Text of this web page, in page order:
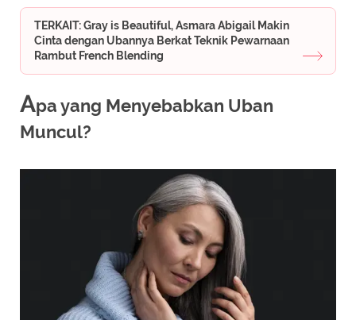
TERKAIT: Gray is Beautiful, Asmara Abigail Makin
Cinta dengan Ubannya Berkat Teknik Pewarnaan
Rambut French Blending
Apa yang Menyebabkan Uban
Muncul?